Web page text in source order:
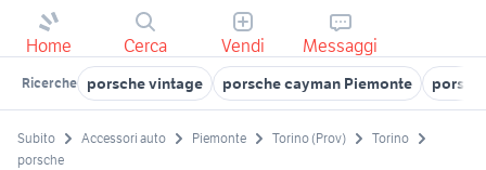
Home Cerca Vendi Messaggi
Ricerche porsche vintage porsche cayman Piemonte
Subito Accessori auto Piemonte Torino (Prov)
Torino
porsche